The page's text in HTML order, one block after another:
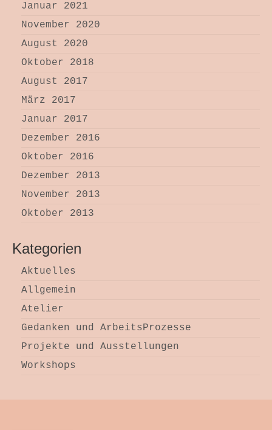
Januar 2021
November 2020
August 2020
Oktober 2018
August 2017
März 2017
Januar 2017
Dezember 2016
Oktober 2016
Dezember 2013
November 2013
Oktober 2013
Kategorien
Aktuelles
Allgemein
Atelier
Gedanken und ArbeitsProzesse
Projekte und Ausstellungen
Workshops